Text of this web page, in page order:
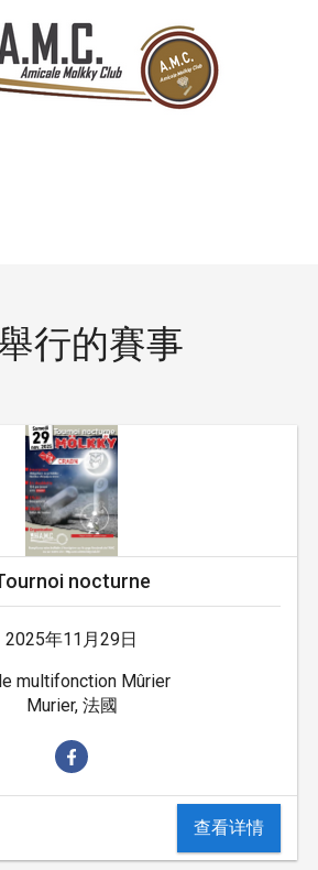
行的賽事
nocturne
2025年11月29日
multifonction Mûrier
Murier, 法國
查看详情